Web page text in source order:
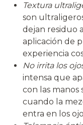
Textura
son
dejan residuo
aplicación de
experiencia
No irrita los
intensa que
con las manos
cuando la
entra en los